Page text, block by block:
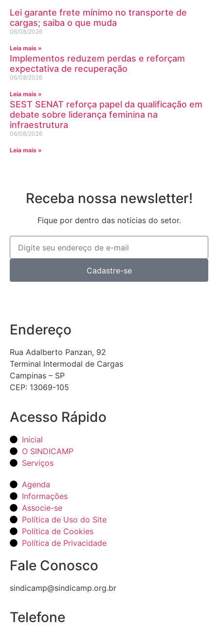
Lei garante frete mínimo no transporte de
cargas; saiba o que muda
06/08/2026
Leia mais »
Implementos reduzem perdas e reforçam
expectativa de recuperação
06/08/2026
Leia mais »
SEST SENAT reforça papel da qualificação em
debate sobre liderança feminina na
infraestrutura
06/08/2026
Leia mais »
Receba nossa newsletter!
Fique por dentro das notícias do setor.
Cadastre-se
Endereço
Rua Adalberto Panzan, 92
Terminal Intermodal de Cargas
Campinas – SP
CEP: 13069-105
Acesso Rápido
Inicial
O SINDICAMP
Serviços
Agenda
Informações
Associe-se
Política de Uso do Site
Política de Cookies
Política de Privacidade
Fale Conosco
sindicamp@sindicamp.org.br
Telefone